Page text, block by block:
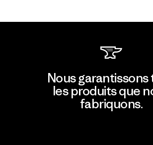
Nous garantissons
les produits que
fabriquons.